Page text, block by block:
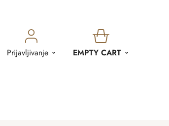
Prijavljivanje
SHOPPING
EMPTY CART